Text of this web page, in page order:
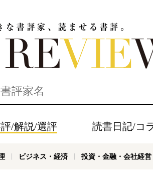
/解説/選評 読書日記/コ
ビジネス・経済 投資・金融・会社経営